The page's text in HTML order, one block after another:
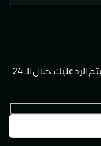
يمكنك ارسال طلبك لنا من النموذج ادناة وسيتم الرد عليك خلال الــ 24